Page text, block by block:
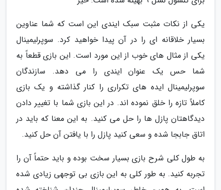
یکی از نکات مثبت سبک ایندی این است که شما عناوین
بسیار خلاقانه ای را در آن پیدا خواهید کرد. سوپرلیمینال
یکی از مثال های خوب از این مورد است. این بازی قطعاً به
شما حس یک عنوان ایندی را می دهد. سازندگان
سوپرلیمینال ایده های تکراری را کنار گذاشته و یک بازی
کاملاً تازه را خلق نموده اند. در این بازی شما با تغییر دادن
دیدگاهتان پازل ها را حل می کنید. به این معنا که باید در
اتاق جابجا شده و سعی کنید پازل را با یافتن آن حل کنید.
به طول کلی شرح بازی بسیار سخت بوده و باید حتماً آن را
تجربه کنید. به طور کلی به این بازی بی توجهی زیادی شده